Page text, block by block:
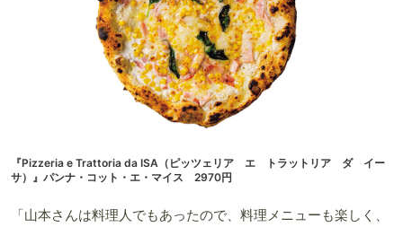
『Pizzeria e Trattoria da ISA（ピッツェリア エ トラットリア ダ イー
サ）』パンナ・コット・エ・マイス 2970円
「山本さんは料理人でもあったので、料理メニューも楽しく、